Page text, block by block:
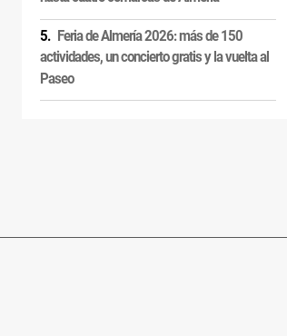
Feria de Almería 2026: más de 150
actividades, un concierto gratis y la vuelta al
Paseo